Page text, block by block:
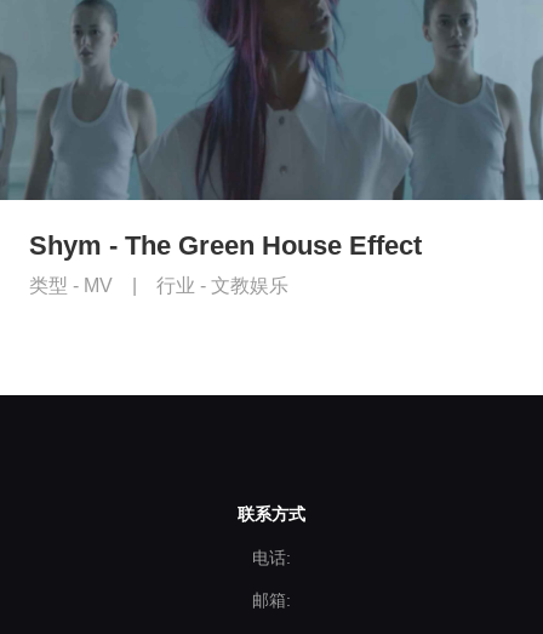
Shym - The Green House Effect
类型 - MV 行业 - 文教娱乐
联系方式
电话:
邮箱: